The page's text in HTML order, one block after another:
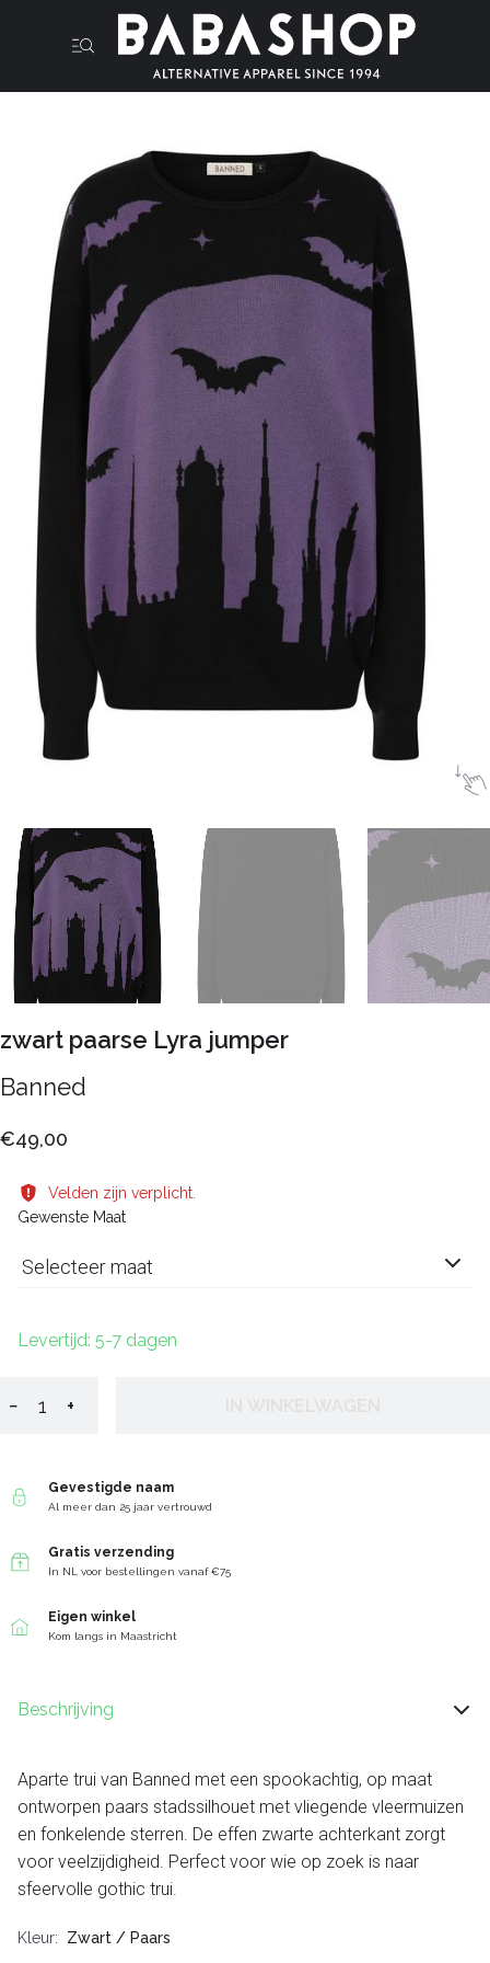
zwart paarse Lyra jumper
Banned
€49,00
Velden zijn verplicht.
Gewenste Maat
Selecteer maat
Levertijd: 5-7 dagen
− +
Gevestigde naam
Al meer dan 25 jaar vertrouwd
Gratis verzending
In NL voor bestellingen vanaf €75
Eigen winkel
Kom langs in Maastricht
Beschrijving
Aparte trui van Banned met een spookachtig, op maat
ontworpen paars stadssilhouet met vliegende vleermuizen
en fonkelende sterren. De effen zwarte achterkant zorgt
voor veelzijdigheid. Perfect voor wie op zoek is naar
sfeervolle gothic trui.
Kleur Zwart / Paars